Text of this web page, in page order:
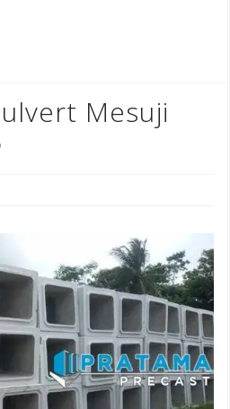
st
Mesuji